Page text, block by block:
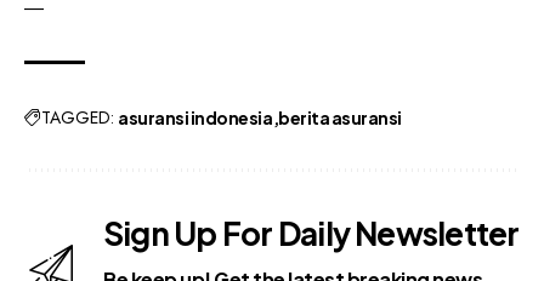
—
TAGGED: asuransi indonesia berita asuransi
Sign Up For Daily Newsletter